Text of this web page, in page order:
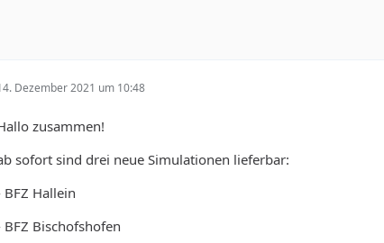
Dezember 2021 um 10:48
zusammen!
sofort sind drei neue Simulationen lieferbar:
BFZ Hallein
BFZ Bischofshofen